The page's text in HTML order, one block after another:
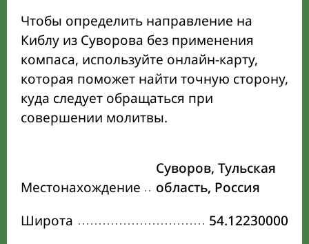
Чтобы определить направление на
Киблу из Суворова без применения
компаса, используйте онлайн-карту,
которая поможет найти точную сторону,
куда следует обращаться при
совершении молитвы.
Местонахождение
Суворов, Тульская
область, Россия
Широта
54.12230000